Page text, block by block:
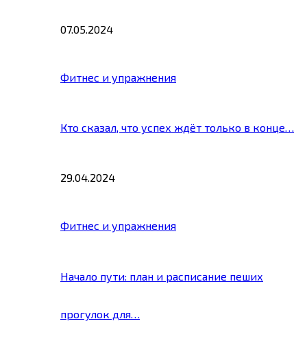
07.05.2024
Фитнес и упражнения
Кто сказал, что успех ждёт только в конце…
29.04.2024
Фитнес и упражнения
Начало пути: план и расписание пеших
прогулок для…